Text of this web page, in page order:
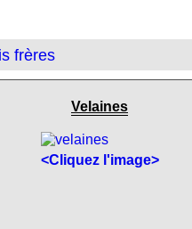
frères
Velaines
<Cliquez l'image>